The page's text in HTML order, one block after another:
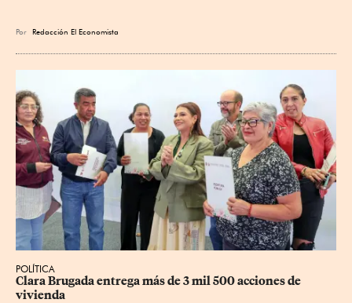
Por Redacción El Economista
POLÍTICA
Clara Brugada entrega más de 3 mil 500 acciones de
vivienda